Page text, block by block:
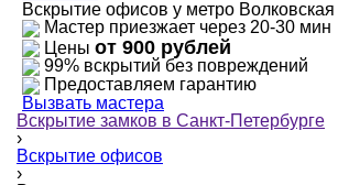
Вскрытие офисов у метро Волковская
Мастер приезжает через 20-30 мин
Цены от 900 рублей
99% вскрытий без повреждений
Предоставляем гарантию
Вызвать мастера
Вскрытие замков в Санкт-Петербурге
›
Вскрытие офисов
›